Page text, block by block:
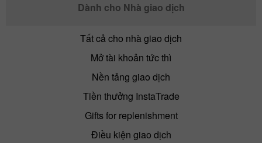
Dành cho Nhà giao dịch
Tất cả cho nhà giao dịch
Mở tài khoản tức thì
Nền tảng giao dịch
Tiền thưởng InstaTrade
Gifts for replenishment
Điều kiện giao dịch